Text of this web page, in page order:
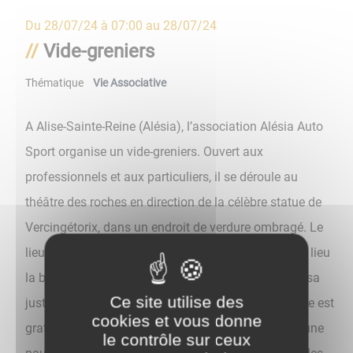
Du 28/07/24 à 07:00 au 28/07/24
Vide-greniers
Thématique Vie Associative
A Alise-Sainte-Reine (Alésia), l’association Alésia Auto
Sport organise un vide-greniers. Ouvert aux
professionnels et aux particuliers, il se déroule au
théâtre des roches en direction de la célèbre statue de
Vercingétorix, dans un endroit de verdure ombragé. Le
lieu est très fréquenté et touristique, c’est là qu’a eu lieu
la bataille d’Alésia. Vous saurez apprécier ce site à sa
juste valeur, ainsi que l’ambiance conviviale. L’entrée est
gratuite, un buffet buvette vous permettra de faire une
Ce site utilise des
cookies et vous donne
le contrôle sur ceux